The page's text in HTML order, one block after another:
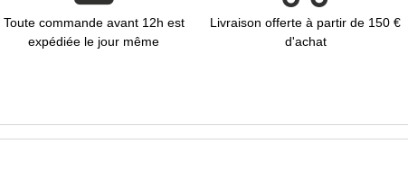
Toute commande avant 12h est
expédiée le jour même
Livraison offerte à partir de 150 €
d'achat